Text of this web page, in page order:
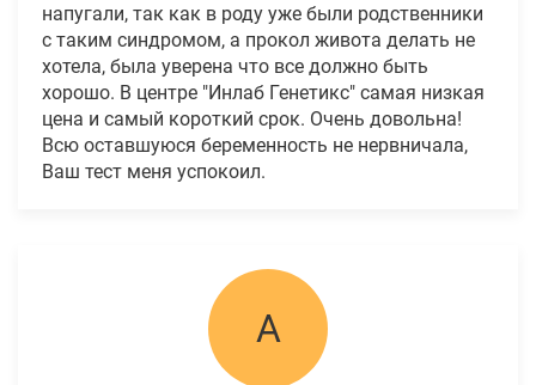
напугали, так как в роду уже были родственники
с таким синдромом, а прокол живота делать не
хотела, была уверена что все должно быть
хорошо. В центре "Инлаб Генетикс" самая низкая
цена и самый короткий срок. Очень довольна!
Всю оставшуюся беременность не нервничала,
Ваш тест меня успокоил.
А